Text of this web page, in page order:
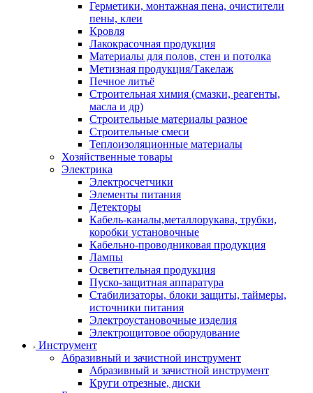
Герметики, монтажная пена, очистители
пены, клеи
Кровля
Лакокрасочная продукция
Материалы для полов, стен и потолка
Метизная продукция/Такелаж
Печное литьё
Строительная химия (смазки, реагенты,
масла и др)
Строительные материалы разное
Строительные смеси
Теплоизоляционные материалы
Хозяйственные товары
Электрика
Электросчетчики
Элементы питания
Детекторы
Кабель-каналы,металлорукава, трубки,
коробки установочные
Кабельно-проводниковая продукция
Лампы
Осветительная продукция
Пуско-защитная аппаратура
Стабилизаторы, блоки защиты, таймеры,
источники питания
Электроустановочные изделия
Электрощитовое оборудование
Инструмент
Абразивный и зачистной инструмент
Абразивный и зачистной инструмент
Круги отрезные, диски